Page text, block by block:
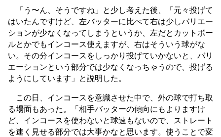
「う〜ん、そうですね」と少し考えた後、「元々投げて
はいたんですけど、左バッターに比べて右は少しバリエー
ションが少なくなってしまうというか、左だとカットボー
ルとかでもインコース使えますが、右はそういう球がな
い。その分インコースをしっかり投げていかないと、バリ
エーションという部分では少なくなっちゃうので、投げる
ようにしています」と説明した。
この日、インコースを意識させた中で、外の球で打ち取
る場面もあった。「相手バッターの傾向にもよりますけ
ど、インコースを使わないと球速もないので、ストレート
を速く見せる部分では大事かなと思います。使うことで変